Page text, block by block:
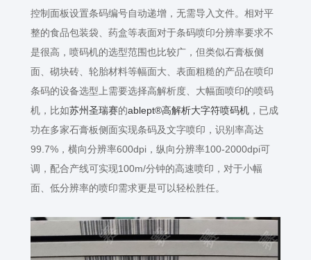
控制面板设置条码编号自动递增，无需导入文件。相对平
整的食品包装袋、药盒等表面对于条码喷印分辨率要求不
是很高，喷码机的选型范围也比较广，但类似石膏板侧
面、砌块砖、轮胎材料等幅面大、表面粗糙的产品在喷印
条码的设备选型上需要选择高解析度、大幅面喷印的喷码
机，比如苏州圣瑞赛的ablept®高解析大字符喷码机 ，已成
功在多家石膏板侧面实现条码及文字喷印，识别率高达
99.7% ，横向分辨率600dpi ，纵向分辨率100-2000dpi可
调，配合产线可实现100m/分钟的高速喷印，对于小幅
面、低分辨率的喷印需求更是可以轻松胜任。